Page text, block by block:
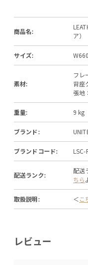
商品名:
ア）
サイズ:
素材:
フレ
背座
張地
重量: 9 kg
ブランド:
ブランドコード: LSC-
配送ランク:
配送
ちら
取扱説明: ＜こ
レビュー